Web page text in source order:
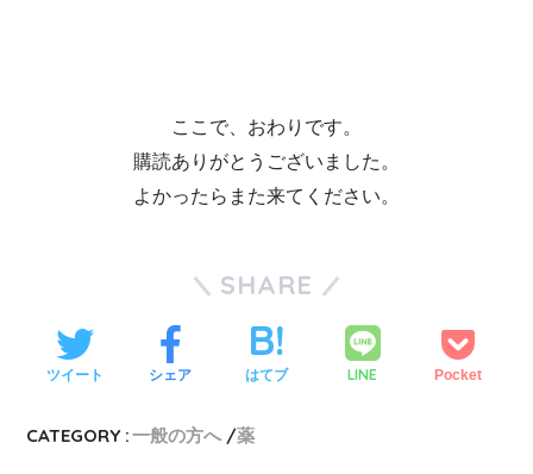
ここで、おわりです。
購読ありがとうございました。
よかったらまた来てください。
SHARE
ツイート シェア はてブ LINE Pocket
CATEGORY :一般の方へ 薬